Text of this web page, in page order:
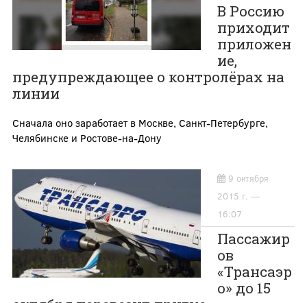
В Россию
приходит
приложен
ие,
предупреждающее о контролёрах на
линии
Сначала оно заработает в Москве, Санкт-Петербурге,
Челябинске и Ростове-на-Дону
9 октября
2015 г. —
16:07
Пассажир
ов
«Трансаэр
о» до 15